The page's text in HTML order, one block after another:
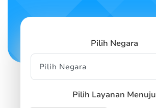
Pilih Negara
Pilih Layanan Menuju